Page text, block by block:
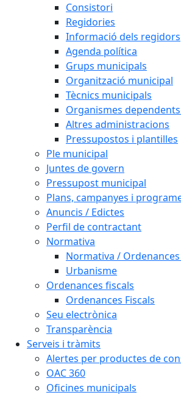
Consistori
Regidories
Informació dels regidors
Agenda política
Grups municipals
Organització municipal
Tècnics municipals
Organismes
Altres administracions
Pressupostos i plantilles
Ple municipal
Juntes de govern
Pressupost municipal
Plans, campanyes i
Anuncis / Edictes
Perfil de contractant
Normativa
Normativa /
Urbanisme
Ordenances fiscals
Ordenances Fiscals
Seu electrònica
Transparència
Serveis i tràmits
Alertes per productes de
OAC 360
Oficines municipals